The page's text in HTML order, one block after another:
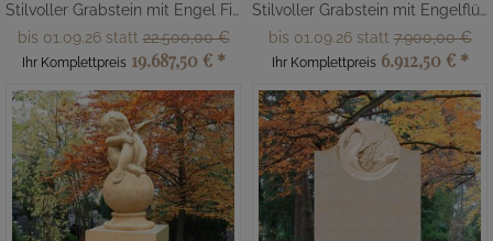
Stilvoller Grabstein mit Engel Figur
bis 01.09.26 statt22.500,00 €
Ihr Komplettpreis 19.687,50 € *
Stilvoller Grabstein mit Engelflügel
bis 01.09.26 statt7.900,00 €
Ihr Komplettpreis 6.912,50 € *